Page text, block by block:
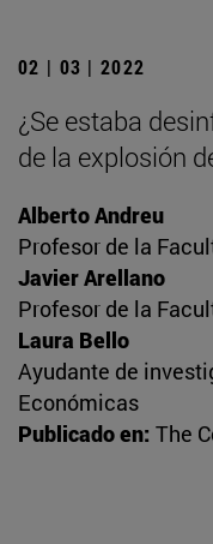
02 | 03 | 2022
¿Se estaba
de la explosión
Alberto Andreu
Profesor de la
Javier Arellano
Profesor de la
Laura Bello
Ayudante de
Económicas
Publicado en: The